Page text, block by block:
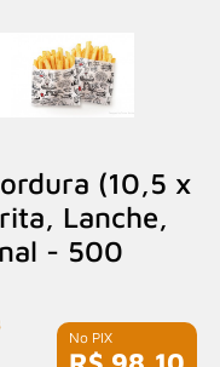
(10,5 x
Lanche,
- 500